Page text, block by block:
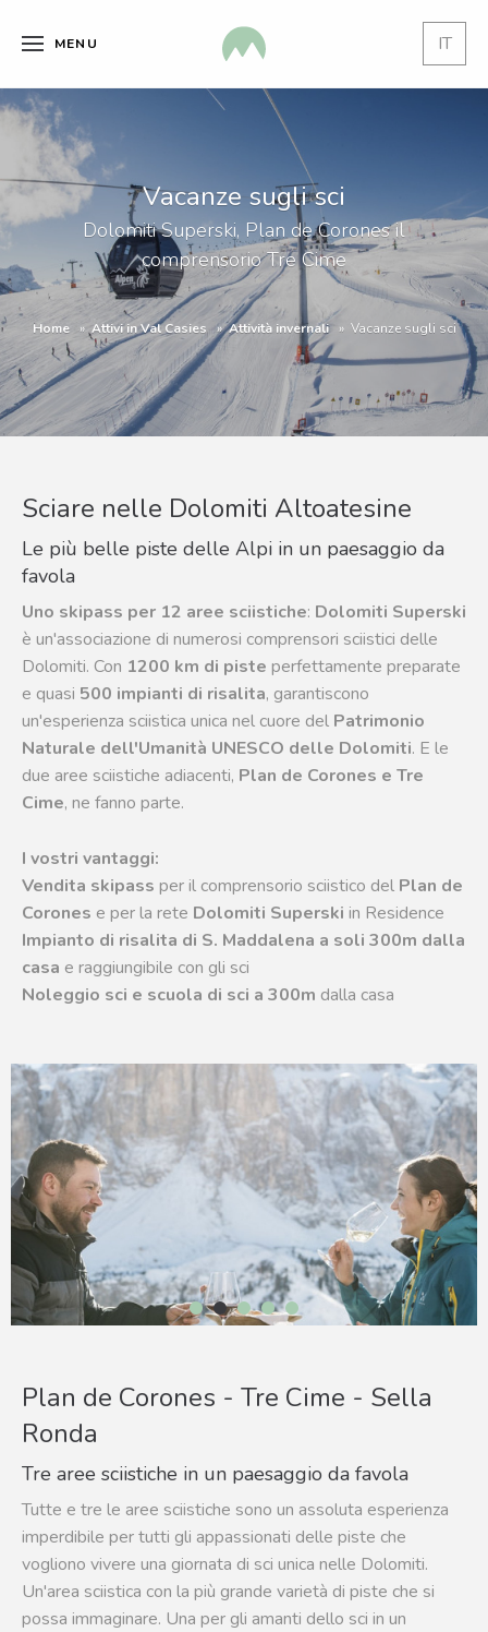
IT
MENU
Vacanze sugli sci
Dolomiti Superski, Plan de Corones il
comprensorio Tre Cime
Home Attivi in Val Casies Attività invernali Vacanze sugli sci
Sciare nelle Dolomiti Altoatesine
Le più belle piste delle Alpi in un paesaggio da
favola
Uno skipass per 12 aree sciistiche: Dolomiti Superski
è un'associazione di numerosi comprensori sciistici delle
Dolomiti. Con 1200 km di piste perfettamente preparate
e quasi 500 impianti di risalita, garantiscono
un'esperienza sciistica unica nel cuore del Patrimonio
Naturale dell'Umanità UNESCO delle Dolomiti. E le
due aree sciistiche adiacenti, Plan de Corones e Tre
Cime, ne fanno parte.
I vostri vantaggi:
Vendita skipass per il comprensorio sciistico del Plan de
Corones e per la rete Dolomiti Superski in Residence
Impianto di risalita di S. Maddalena a soli 300m dalla
casa e raggiungibile con gli sci
Noleggio sci e scuola di sci a 300m dalla casa
1 2 3 4 5
Plan de Corones - Tre Cime - Sella
Ronda
Tre aree sciistiche in un paesaggio da favola
Tutte e tre le aree sciistiche sono un assoluta esperienza
imperdibile per tutti gli appassionati delle piste che
vogliono vivere una giornata di sci unica nelle Dolomiti.
Un'area sciistica con la più grande varietà di piste che si
possa immaginare. Una per gli amanti dello sci in un